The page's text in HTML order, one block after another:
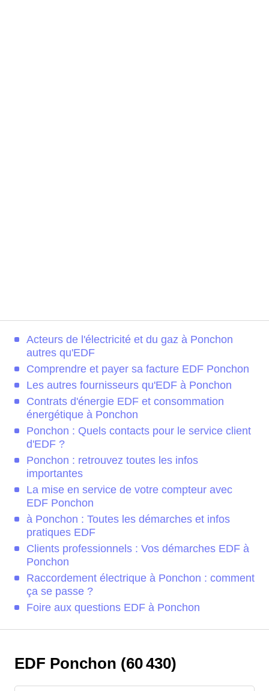
Acteurs de l'électricité et du gaz à Ponchon
autres qu'EDF
Comprendre et payer sa facture EDF Ponchon
Les autres fournisseurs qu'EDF à Ponchon
Contrats d'énergie EDF et consommation
énergétique à Ponchon
Ponchon : Quels contacts pour le service client
d'EDF ?
Ponchon : retrouvez toutes les infos
importantes
La mise en service de votre compteur avec
EDF Ponchon
à Ponchon : Toutes les démarches et infos
pratiques EDF
Clients professionnels : Vos démarches EDF à
Ponchon
Raccordement électrique à Ponchon : comment
ça se passe ?
Foire aux questions EDF à Ponchon
EDF Ponchon (60 430)